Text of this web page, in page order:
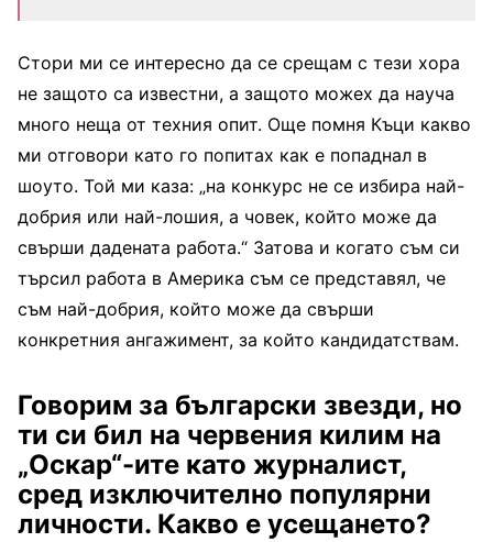
Стори ми се интересно да се срещам с тези хора
не защото са известни, а защото можех да науча
много неща от техния опит. Още помня Къци какво
ми отговори като го попитах как е попаднал в
шоуто. Той ми каза: „на конкурс не се избира най-
добрия или най-лошия, а човек, който може да
свърши дадената работа.“ Затова и когато съм си
търсил работа в Америка съм се представял, че
съм най-добрия, който може да свърши
конкретния ангажимент, за който кандидатствам.
Говорим за български звезди, но
ти си бил на червения килим на
„Оскар“-ите като журналист,
сред изключително популярни
личности. Какво е усещането?